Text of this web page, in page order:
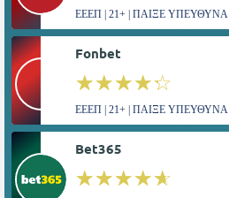
ΕΕΕΠ | 21+ | ΠΑΙΞΕ ΥΠΕΥΘΥΝΑ
Fonbet
☆☆☆☆☆
★★★★★
ΕΕΕΠ | 21+ | ΠΑΙΞΕ ΥΠΕΥΘΥΝΑ
Bet365
☆☆☆☆☆
★★★★★